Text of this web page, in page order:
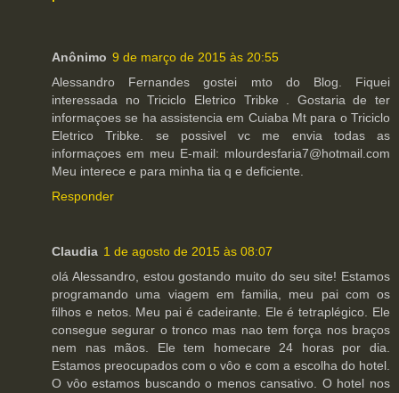
Anônimo 9 de março de 2015 às 20:55
Alessandro Fernandes gostei mto do Blog. Fiquei
interessada no Triciclo Eletrico Tribke . Gostaria de ter
informaçoes se ha assistencia em Cuiaba Mt para o Triciclo
Eletrico Tribke. se possivel vc me envia todas as
informaçoes em meu E-mail: mlourdesfaria7@hotmail.com
Meu interece e para minha tia q e deficiente.
Responder
Claudia 1 de agosto de 2015 às 08:07
olá Alessandro, estou gostando muito do seu site! Estamos
programando uma viagem em familia, meu pai com os
filhos e netos. Meu pai é cadeirante. Ele é tetraplégico. Ele
consegue segurar o tronco mas nao tem força nos braços
nem nas mãos. Ele tem homecare 24 horas por dia.
Estamos preocupados com o vôo e com a escolha do hotel.
O vôo estamos buscando o menos cansativo. O hotel nos